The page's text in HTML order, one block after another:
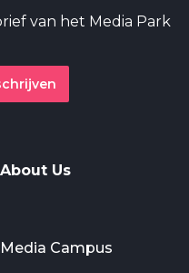
van het Media Park
About Us
Media Campus